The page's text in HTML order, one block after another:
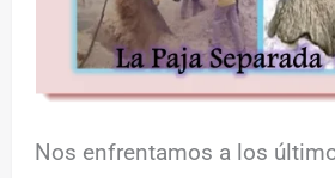
Nos enfrentamos a los